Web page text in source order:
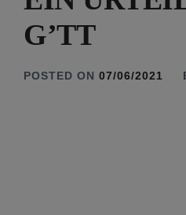
G’TT
POSTED ON 07/06/2021